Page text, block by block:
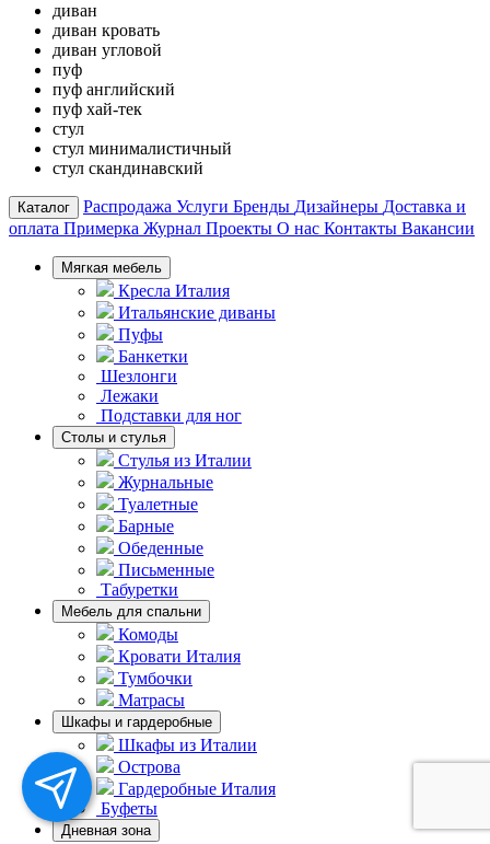
диван
диван кровать
диван угловой
пуф
пуф английский
пуф хай-тек
стул
стул минималистичный
стул скандинавский
Каталог Распродажа Услуги Бренды Дизайнеры Доставка и
оплата Примерка Журнал Проекты О нас Контакты Вакансии
Мягкая мебель
Кресла Италия
Итальянские диваны
Пуфы
Банкетки
Шезлонги
Лежаки
Подставки для ног
Столы и стулья
Стулья из Италии
Журнальные
Туалетные
Барные
Обеденные
Письменные
Табуретки
Мебель для спальни
Комоды
Кровати Италия
Тумбочки
Матрасы
Шкафы и гардеробные
Шкафы из Италии
Острова
Гардеробные Италия
Буфеты
Дневная зона